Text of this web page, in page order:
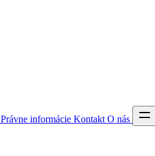
Právne informácie Kontakt O nás